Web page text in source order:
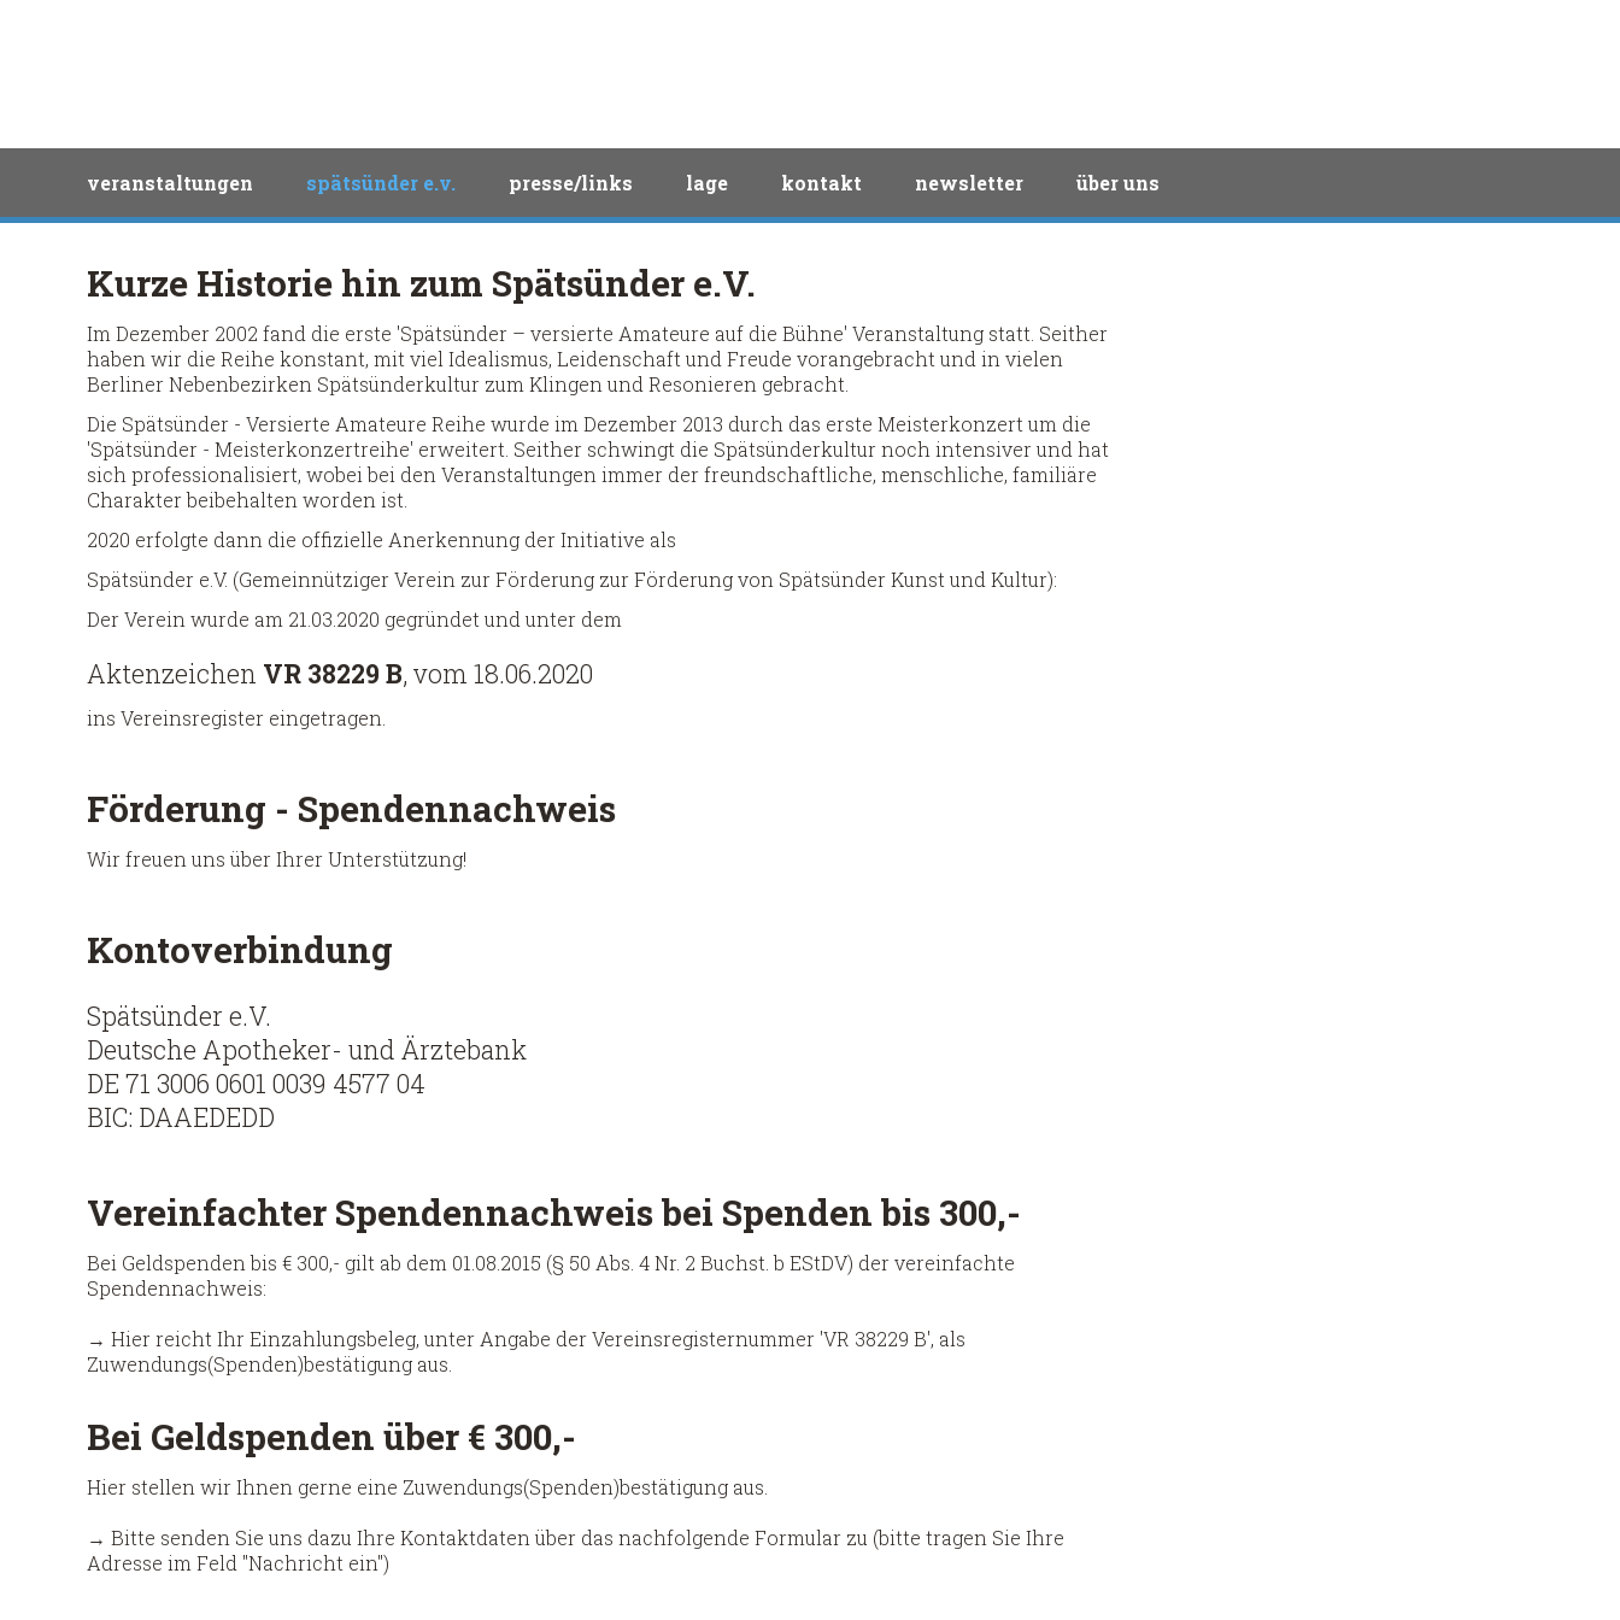
navigation
überspringen
veranstaltungen spätsünder e.v. presse/links lage kontakt newsletter über uns
Kurze Historie hin zum Spätsünder e.V.
Im Dezember 2002 fand die erste 'Spätsünder – versierte Amateure auf die Bühne' Veranstaltung statt. Seither
haben wir die Reihe konstant, mit viel Idealismus, Leidenschaft und Freude vorangebracht und in vielen
Berliner Nebenbezirken Spätsünderkultur zum Klingen und Resonieren gebracht.
Die Spätsünder - Versierte Amateure Reihe wurde im Dezember 2013 durch das erste Meisterkonzert um die
'Spätsünder - Meisterkonzertreihe' erweitert. Seither schwingt die Spätsünderkultur noch intensiver und hat
sich professionalisiert, wobei bei den Veranstaltungen immer der freundschaftliche, menschliche, familiäre
Charakter beibehalten worden ist.
2020 erfolgte dann die offizielle Anerkennung der Initiative als
Spätsünder e.V. (Gemeinnütziger Verein zur Förderung zur Förderung von Spätsünder Kunst und Kultur):
Der Verein wurde am 21.03.2020 gegründet und unter dem
Aktenzeichen VR 38229 B, vom 18.06.2020
ins Vereinsregister eingetragen.
Förderung - Spendennachweis
Wir freuen uns über Ihrer Unterstützung!
Kontoverbindung
Spätsünder e.V.
Deutsche Apotheker- und Ärztebank
DE 71 3006 0601 0039 4577 04
BIC: DAAEDEDD
Vereinfachter Spendennachweis bei Spenden bis 300,-
Bei Geldspenden bis € 300,- gilt ab dem 01.08.2015 (§ 50 Abs. 4 Nr. 2 Buchst. b EStDV) der vereinfachte
Spendennachweis:
→ Hier reicht Ihr Einzahlungsbeleg, unter Angabe der Vereinsregisternummer 'VR 38229 B', als
Zuwendungs(Spenden)bestätigung aus.
Bei Geldspenden über € 300,-
Hier stellen wir Ihnen gerne eine Zuwendungs(Spenden)bestätigung aus.
→ Bitte senden Sie uns dazu Ihre Kontaktdaten über das nachfolgende Formular zu (bitte tragen Sie Ihre
Adresse im Feld "Nachricht ein")